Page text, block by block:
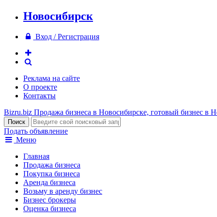
Новосибирск
Вход / Регистрация
Реклама на сайте
О проекте
Контакты
Bizru.biz Продажа бизнеса в Новосибирске, готовый бизнес в
Подать объявление
Меню
Главная
Продажа бизнеса
Покупка бизнеса
Аренда бизнеса
Возьму в аренду бизнес
Бизнес брокеры
Оценка бизнеса